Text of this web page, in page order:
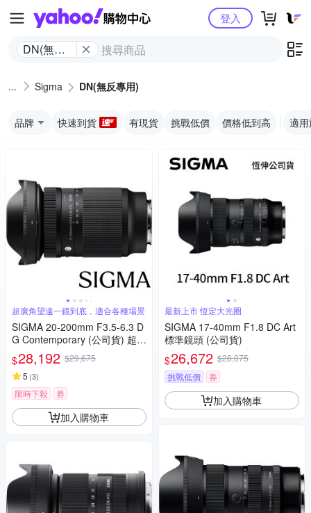
Yahoo購物中心
DN(無反
登入
Sigma DN(無反專用)
品牌 快速到貨 有現貨 挑戰低價 價格低到高 適
超廣角望遠一鏡到底，適合各種場景
SIGMA 20-200mm F3.5-6.3 D
G Contemporary (公司貨) 超廣
角變焦鏡頭 旅遊鏡 全片幅無反
微單眼鏡頭
$28,192 $29,675
5 (3)
限時下殺 券
加入購物車
最新上市 恆定大光圈
SIGMA 17-40mm F1.8 DC Art
標準鏡頭 (公司貨)
$26,672 $28,075
挑戰低價
券
加入購物車